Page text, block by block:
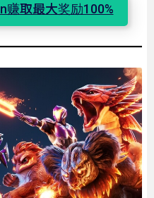
赚取最大奖励100%